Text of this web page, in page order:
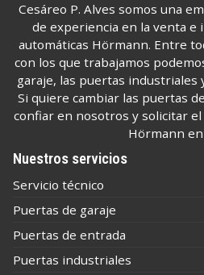
Cesáreo P. Alves somos una
de experiencia en la venta e
automáticas Hörmann. Entre
con los que trabajamos
garaje, las puertas industriales
Si quiere cambiar las puertas
confiar en nosotros y solicitar
Hörmann en
Nuestros servicios
Servicio técnico
Puertas de garaje
Puertas de entrada
Puertas industriales